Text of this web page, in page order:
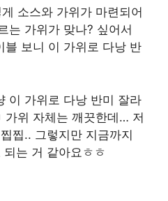
소스와 가위가 마련되어
는 가위가 맞나? 싶어서
블 보니 이 가위로 다낭 반
이 가위로 다낭 반미 잘라
가위 자체는 깨끗한데… 저
찝.. 그렇지만 지금까지
는 거 같아요ㅎㅎ